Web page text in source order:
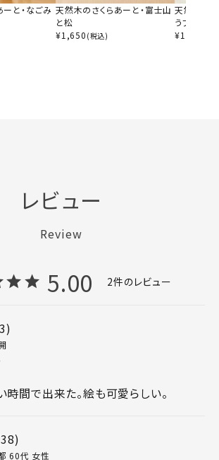
と・なごみ 天然木のさくらあーと・富士山
と松
¥1,650 (税込)
天然木のさ
うファミリ
¥1,650
レビュー
Review
5.00 2
時間で出来た。絵も可愛らしい。
38
60代 女性